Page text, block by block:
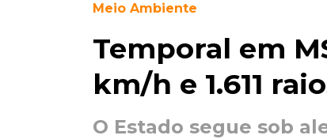
Meio Ambiente
Temporal em
km/h e 1.611
O Estado segue sob